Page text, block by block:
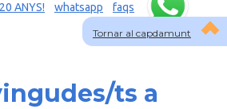
Tornar al capdamunt
20 ANYS! whatsapp faqs
ts a